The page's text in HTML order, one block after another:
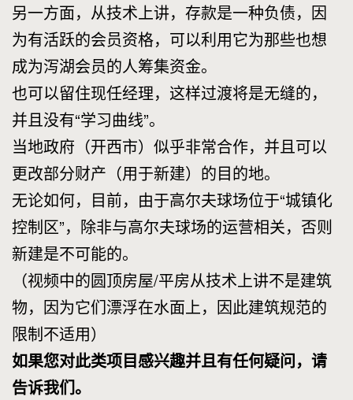
另一方面，从技术上讲，存款是一种负债，因
为有活跃的会员资格，可以利用它为那些也想
成为泻湖会员的人筹集资金。
也可以留住现任经理，这样过渡将是无缝的，
并且没有“学习曲线”。
当地政府（开西市）似乎非常合作，并且可以
更改部分财产（用于新建）的目的地。
无论如何，目前，由于高尔夫球场位于“城镇化
控制区”，除非与高尔夫球场的运营相关，否则
新建是不可能的。
（视频中的圆顶房屋/平房从技术上讲不是建筑
物，因为它们漂浮在水面上，因此建筑规范的
限制不适用）
如果您对此类项目感兴趣并且有任何疑问，请
告诉我们。